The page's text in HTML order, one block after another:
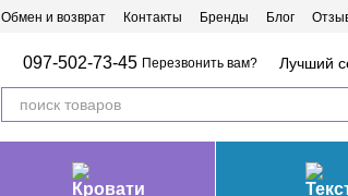
Обмен и возврат Контакты Бренды Блог
097-502-73-45 Перезвонить вам? Лучший